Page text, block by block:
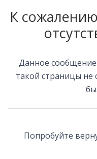
К
Данное
такой страницы не
Попробуйте